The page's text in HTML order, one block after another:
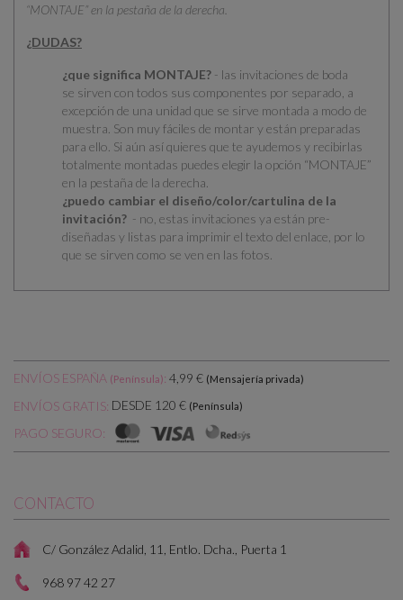
“MONTAJE” en la pestaña de la derecha.
¿DUDAS?
¿que significa MONTAJE? - las invitaciones de boda
se sirven con todos sus componentes por separado , a
excepción de una unidad que se sirve montada a modo de
muestra. Son muy fáciles de montar y están preparadas
para ello. Si aún así quieres que te ayudemos y recibirlas
totalmente montadas puedes elegir la opción “MONTAJE”
en la pestaña de la derecha.
¿puedo cambiar el diseño/color/cartulina de la
invitación? - no, estas invitaciones ya están pre-
diseñadas y listas para imprimir el texto del enlace, por lo
que se sirven como se ven en las fotos.
ENVÍOS ESPAÑA (Península): 4,99 € (Mensajería privada)
ENVÍOS GRATIS: DESDE 120 € (Península)
PAGO SEGURO:
CONTACTO
C/ González Adalid, 11, Entlo. Dcha., Puerta 1
968 97 42 27